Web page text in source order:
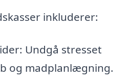
inkluderer:
Undgå stresset
og madplanlægning.